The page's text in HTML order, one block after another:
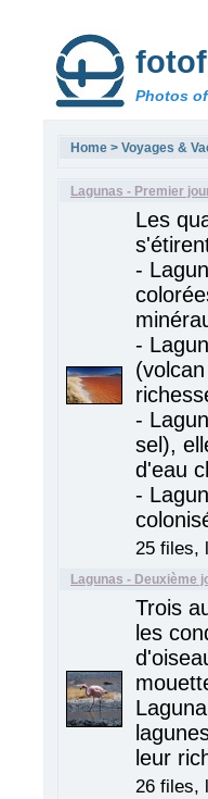
Photos
Home > Voyages &
Lagunas - Premier
Les
-
-
-
sel),
d'eau
-
25 files,
Lagunas - Deuxième
Trois
les
leur
26 files,